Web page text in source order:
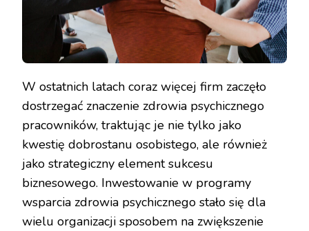
W ostatnich latach coraz więcej firm zaczęło
dostrzegać znaczenie zdrowia psychicznego
pracowników, traktując je nie tylko jako
kwestię dobrostanu osobistego, ale również
jako strategiczny element sukcesu
biznesowego. Inwestowanie w programy
wsparcia zdrowia psychicznego stało się dla
wielu organizacji sposobem na zwiększenie